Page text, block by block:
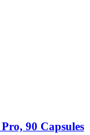
90 Capsules